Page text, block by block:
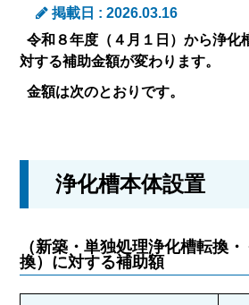
掲載日 : 2026.03.16
令和８年度（４月１日）から浄化
対する補助金額が変わります。
金額は次のとおりです。
浄化槽本体設置
（新築・単独処理浄化槽転換
換）に対する補助額